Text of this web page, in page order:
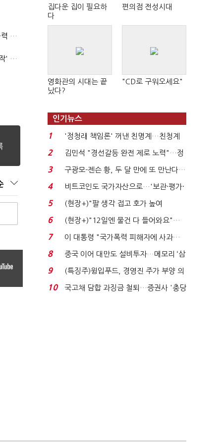
(폴리스라인)'순환근무 방침'에 경찰은 삭발…"베테랑·수사력 보강 먼저"
'신림동·서현역 칼부림' 뒤엔 기동순찰대…'장윤기 은폐·조작' 후엔 내부비리수사대
집다운 집이 필요하
다
편의점 전성시대
영화관의 시대는 끝
났다?
"CD로 구워오세요"
인기뉴스
1
'정청래 책임론' 꺼낸 친명계…친청계
는 추가투표 때리기...
2
김민석 "경선갈등 완전 제로 노력"…정
청래 "반명 공세 사...
3
구광모-젠슨 황, 두 달 만에 또 만난다…
로봇·AI 등 논...
4
비트코인도 국가자산으로…'보관·평가·
처분' 기준은 ...
5
(현장+)"팔 생각 접고 호가 높여
요"…'덜 똘똘한 한 채' 20...
6
(현장+)"12일엔 물건 다 들어와요"…
빈 매대 채우며 문 연 ...
7
이 대통령 "국가폭력 피해자에 사과…
적극적 조사로 진...
8
중국 이어 대만도 설비투자…메모리 ‘삼
국전쟁’
9
(특징주)윙입푸드, 경영진 주가 부양 의
지에 상한가...
10
국고채 담합 과징금 철퇴…증권사 '충당